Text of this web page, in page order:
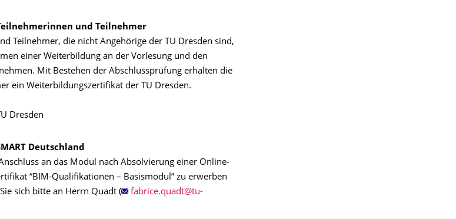
und Teilnehmer
Teilnehmer, die nicht Angehörige der TU Dresden sind,
einer Weiterbildung an der Vorlesung und den
Mit Bestehen der Abschlussprüfung erhalten die
ein Weiterbildungszertifikat der TU Dresden.
Dresden
Deutschland
an das Modul nach Absolvierung einer Online-
“BIM-Qualifikationen – Basismodul” zu erwerben
sich bitte an Herrn Quadt (